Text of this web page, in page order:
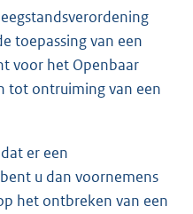
toepassing van een
voor het Openbaar
tot ontruiming van een
er een
u dan voornemens
het ontbreken van een